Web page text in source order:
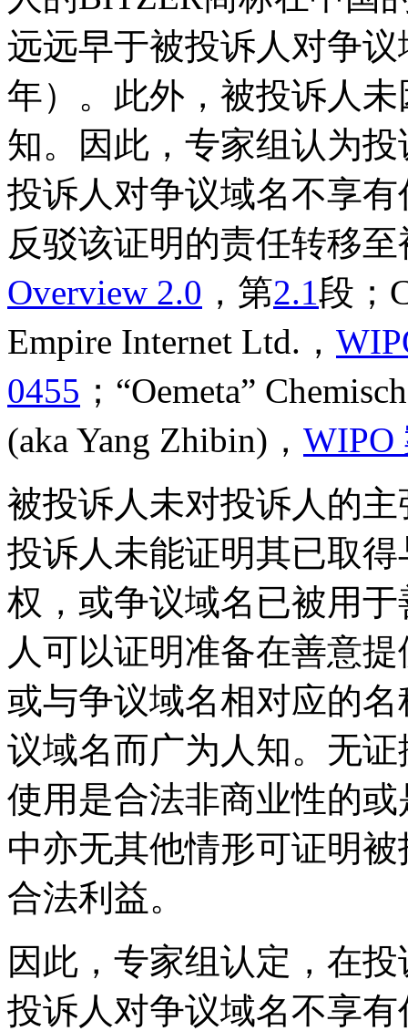
远远早于被投诉人对争
年）。此外，被投诉人
知。因此，专家组认为
投诉人对争议域名不享
反驳该证明的责任转移
Overview 2.0 ，第2.1段；
Empire Internet Ltd.，
0455 ；“Oemeta”
(aka Yang Zhibin)， WIPO
被投诉人未对投诉人的
投诉人未能证明其已取
权，或争议域名已被用
人可以证明准备在善意
或与争议域名相对应的
议域名而广为人知。无
使用是合法非商业性的
中亦无其他情形可证明
合法利益。
因此，专家组认定，在
投诉人对争议域名不享